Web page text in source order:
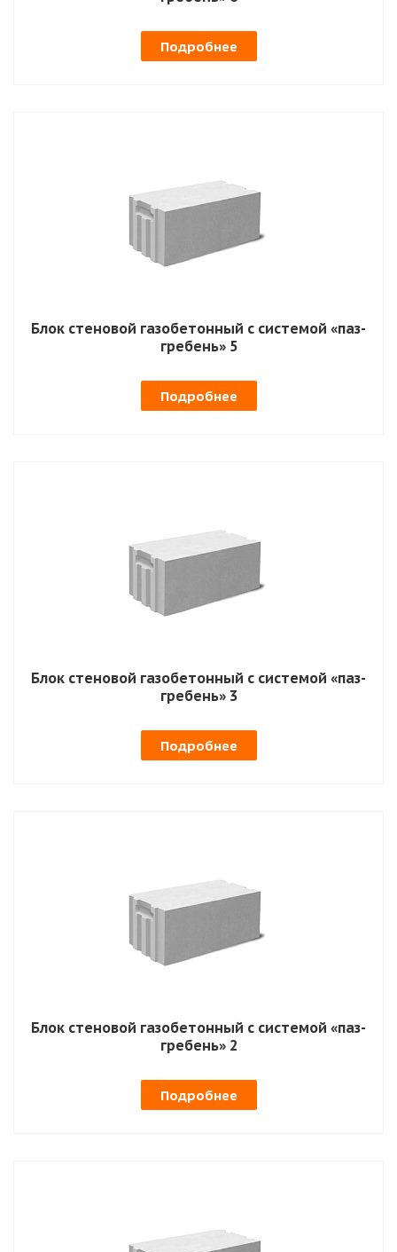
Подробнее
Блок стеновой газобетонный с системой «паз-
гребень» 5
Подробнее
Блок стеновой газобетонный с системой «паз-
гребень» 3
Подробнее
Блок стеновой газобетонный с системой «паз-
гребень» 2
Подробнее